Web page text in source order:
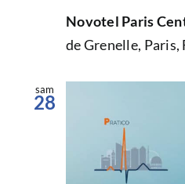
Novotel Paris
de Grenelle, Paris,
sam
28